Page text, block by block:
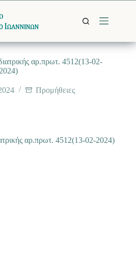
αρ.πρωτ. 4512(13-02-
2024)
Προμήθειες
αρ.πρωτ. 4512(13-02-2024)